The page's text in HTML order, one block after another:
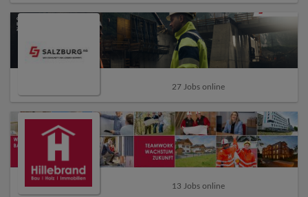
27 Jobs online
13 Jobs online